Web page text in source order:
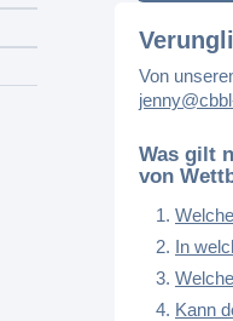
Von
Was gilt
von
In
Kann